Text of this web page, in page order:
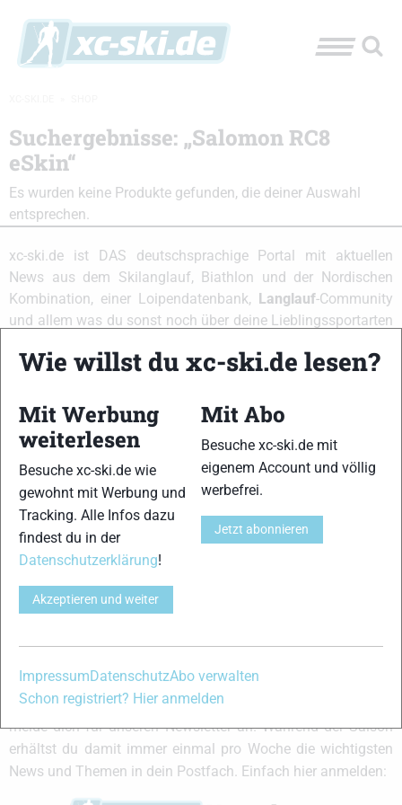
Suchergebnisse: „Salomon RC8
eSkin“
Es wurden keine Produkte gefunden, die deiner Auswahl
entsprechen.
xc-ski.de ist DAS deutschsprachige Portal mit aktuellen
News aus dem Skilanglauf, Biathlon und der Nordischen
Kombination, einer Loipendatenbank, Langlauf-Community
und allem was du sonst noch über deine Lieblingssportarten
immer ein offenes Ohr für dich! Du kannst uns jederzeit über
dasKontaktformularerreichen.
Partner
xc-ski.de in Social Media
instagramfacebook
xc-ski.de Newsletter Anmeldung
Du willst immer aktuell auf dem Laufenden bleiben? Dann
melde dich für unseren Newsletter an. Während der Saison
erhältst du damit immer einmal pro Woche die wichtigsten
News und Themen in dein Postfach. Einfach hier anmelden:
Wie willst du xc-ski.de lesen?
Mit Werbung
weiterlesen
Besuche xc-ski.de wie
gewohnt mit Werbung und
Tracking. Alle Infos dazu
findest du in der
Datenschutzerklärung!
Akzeptieren und weiter
Mit Abo
Besuche xc-ski.de mit
eigenem Account und völlig
werbefrei.
Jetzt abonnieren
ImpressumDatenschutzAbo verwalten
Schon registriert? Hier anmelden